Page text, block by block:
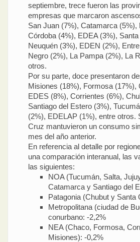
septiembre, trece fueron las
empresas que marcaron
San Juan (7%), Catamarca (5%),
Córdoba (4%), EDEA (3%),
Neuquén (3%), EDEN (2%),
Negro (2%), La Pampa (2%), La
otros.
Por su parte, doce presentaron
Misiones (18%), Formosa (17%),
EDES (8%), Corrientes (6%),
Santiago del Estero (3%),
(2%), EDELAP (1%), entre otros.
Cruz mantuvieron un consumo
mes del año anterior.
En referencia al detalle por
una comparación interanual, las
las siguientes:
NOA (Tucumán, Salta,
Catamarca y Santiago del
Patagonia (Chubut y Santa
Metropolitana (ciudad de
conurbano: -2,2%
NEA (Chaco, Formosa,
Misiones): -0,2%